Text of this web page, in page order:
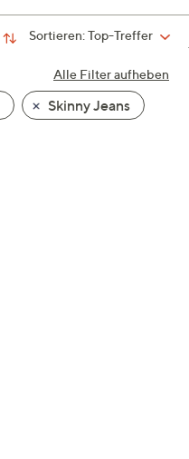
Sortieren:Top-Treffer
Alle Filter aufheben
Skinny Jeans